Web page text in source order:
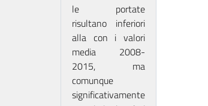
le portate
risultano inferiori
alla con i valori
media 2008-
2015, ma
comunque
significativamente